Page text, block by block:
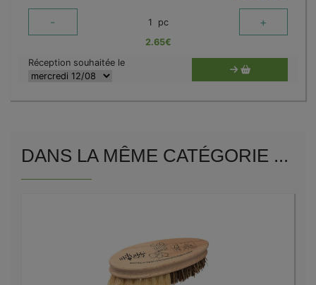
- 1 pc +
2.65€
Réception souhaitée le
DANS LA MÊME CATÉGORIE ...